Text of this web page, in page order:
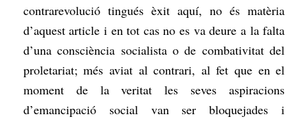
contrarevolució tingués èxit aquí, no és matèria
d’aquest article i en tot cas no es va deure a la falta
d’una consciència socialista o de combativitat del
proletariat; més aviat al contrari, al fet que en el
moment de la veritat les seves aspiracions
d’emancipació social van ser bloquejades i